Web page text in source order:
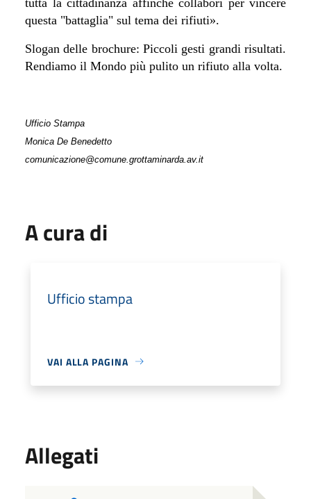
questa "battaglia" sul tema dei rifiuti».
Slogan delle brochure: Piccoli gesti grandi risultati.
Rendiamo il Mondo più pulito un rifiuto alla volta.
Ufficio Stampa
Monica De Benedetto
comunicazione@comune.grottaminarda.av.it
A cura di
Ufficio stampa
VAI ALLA PAGINA
Allegati